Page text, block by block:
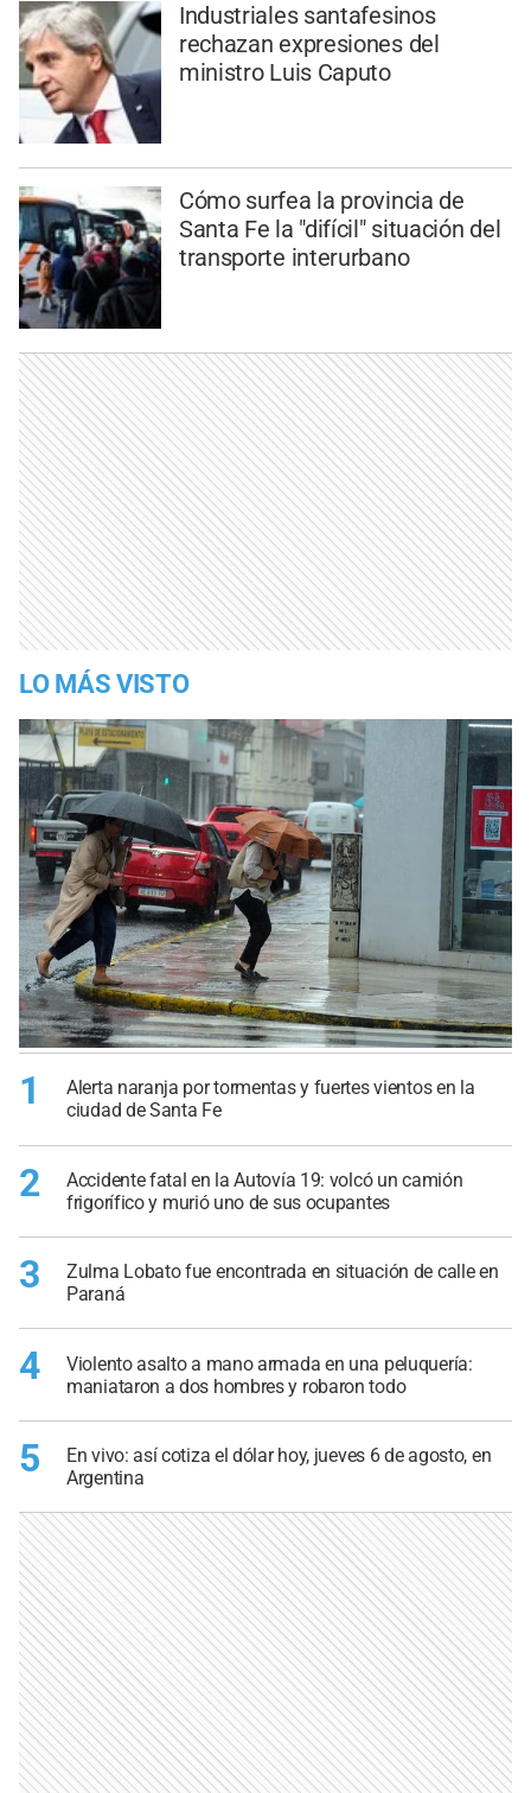
Industriales santafesinos
rechazan expresiones del
ministro Luis Caputo
Cómo surfea la provincia de
Santa Fe la "difícil" situación del
transporte interurbano
LO MÁS VISTO
1
Alerta naranja por tormentas y fuertes vientos en la
ciudad de Santa Fe
2
Accidente fatal en la Autovía 19: volcó un camión
frigorífico y murió uno de sus ocupantes
3
Zulma Lobato fue encontrada en situación de calle en
Paraná
4
Violento asalto a mano armada en una peluquería:
maniataron a dos hombres y robaron todo
5
En vivo: así cotiza el dólar hoy, jueves 6 de agosto, en
Argentina